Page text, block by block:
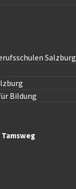
Salzburg
Bildung